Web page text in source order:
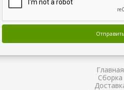
Главная
Сборка